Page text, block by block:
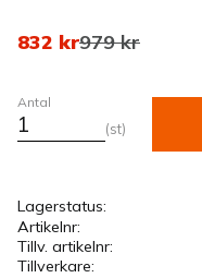
Nedsatt pris:
832 krOrdinarie pris:
979kr
Antal
st
Lagerstatus
Artikelnr
Tillv. artikelnr
Tillverkare